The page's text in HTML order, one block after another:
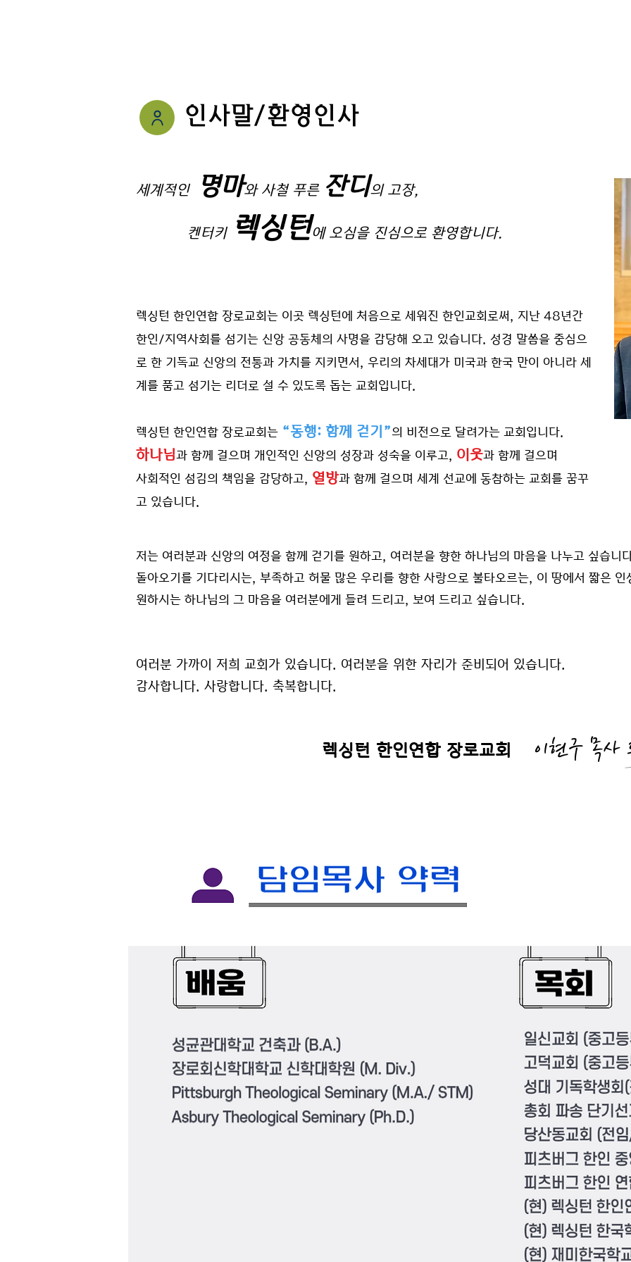
인사말/환영인사
세계적인 명마와 사철 푸른 잔디의 고장,
켄터키 렉싱턴에 오심을 진심으로 환영합니다.
렉싱턴 한인연합 장로교회는 이곳 렉싱턴에 처음으로 세워진 한인교회로써, 지난 48년간
한인/지역사회를 섬기는 신앙 공동체의 사명을 감당해 오고 있습니다. 성경 말씀을 중심으
로 한 기독교 신앙의 전통과 가치를 지키면서, 우리의 차세대가 미국과 한국 만이 아니라 세
계를 품고 섬기는 리더로 설 수 있도록 돕는 교회입니다.
렉싱턴 한인연합 장로교회는 “동행: 함께 걷기”의 비전으로 달려가는 교회입니다.
하나님과 함께 걸으며 개인적인 신앙의 성장과 성숙을 이루고, 이웃과 함께 걸으며
사회적인 섬김의 책임을 감당하고, 열방과 함께 걸으며 세계 선교에 동참하는 교회를 꿈꾸
고 있습니다.
저는 여러분과 신앙의 여정을 함께 걷기를 원하고, 여러분을 향한 하나님의 마음을 나누고 싶습니
돌아오기를 기다리시는, 부족하고 허물 많은 우리를 향한 사랑으로 불타오르는, 이 땅에서 짧은
원하시는 하나님의 그 마음을 여러분에게 들려 드리고, 보여 드리고 싶습니다.
여러분 가까이 저희 교회가 있습니다. 여러분을 위한 자리가 준비되어 있습니다.
감사합니다. 사랑합니다. 축복합니다.
렉싱턴 한인연합 장로교회 이현구 목사